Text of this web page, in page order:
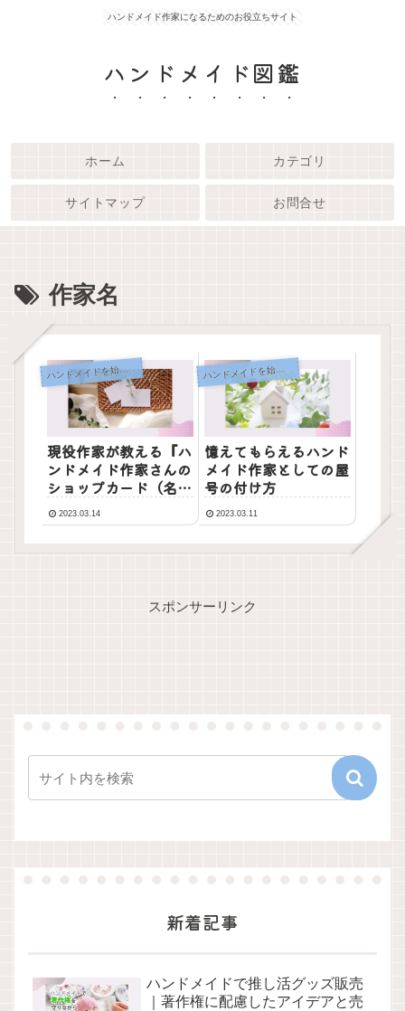
ハンドメイド作家になるためのお役立ちサイト
ハンドメイド図鑑
ホーム カテゴリ
サイトマップ お問合せ
作家名
ハンドメイドを始めるための基礎知識
現役作家が教える『ハ
ンドメイド作家さんの
ショップカード（名
刺）』の作り方
2023.03.14
ハンドメイドを始めるための基礎知識
憶えてもらえるハンド
メイド作家としての屋
号の付け方
2023.03.11
スポンサーリンク
新着記事
ハンドメイドで推し活グッズ販売
｜著作権に配慮したアイデアと売